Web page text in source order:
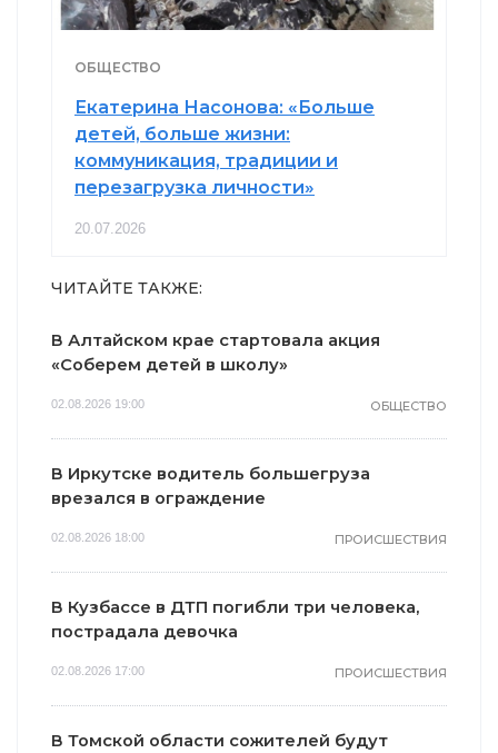
ОБЩЕСТВО
Екатерина Насонова: «Больше
детей, больше жизни:
коммуникация, традиции и
перезагрузка личности»
20.07.2026
ЧИТАЙТЕ ТАКЖЕ:
В Алтайском крае стартовала акция
«Соберем детей в школу»
02.08.2026 19:00 ОБЩЕСТВО
В Иркутске водитель большегруза
врезался в ограждение
02.08.2026 18:00 ПРОИСШЕСТВИЯ
В Кузбассе в ДТП погибли три человека,
пострадала девочка
02.08.2026 17:00 ПРОИСШЕСТВИЯ
В Томской области сожителей будут